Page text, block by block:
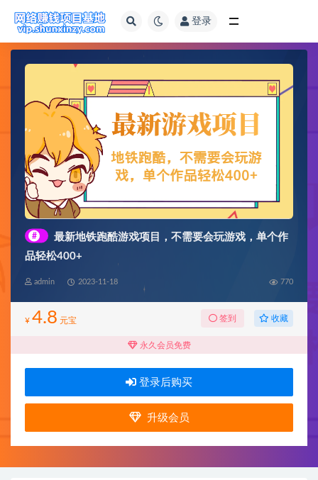
登录
#
最新地铁跑酷游戏项目，不需要会玩游戏，单个作
品轻松400+
admin 2023-11-18 770
¥ 4.8 元宝 签到 收藏
永久会员免费
登录后购买
升级会员